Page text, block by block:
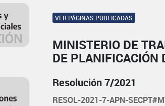
VER PÁGINAS PUBLICADAS
MINISTERIO DE
DE PLANIFICACIÓN
Resolución 7/2021
RESOL-2021-7-APN-